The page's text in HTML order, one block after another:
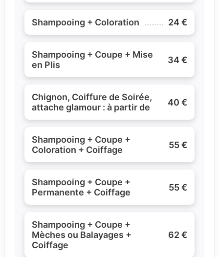
Shampooing + Coloration 24 €
Shampooing + Coupe + Mise
en Plis
34 €
Chignon, Coiffure de Soirée,
attache glamour : à partir de
40 €
Shampooing + Coupe +
Coloration + Coiffage
55 €
Shampooing + Coupe +
Permanente + Coiffage
55 €
Shampooing + Coupe +
Mèches ou Balayages +
Coiffage
62 €